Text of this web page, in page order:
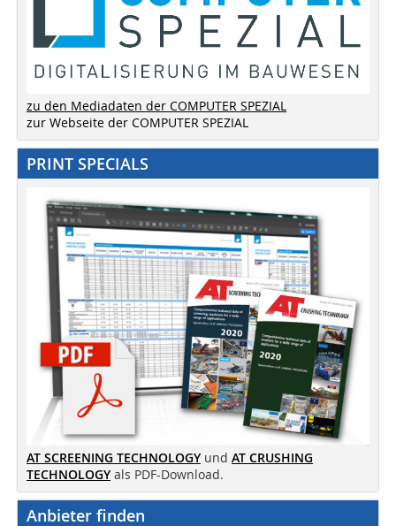
zu den Mediadaten der COMPUTER SPEZIAL
zur Webseite der COMPUTER SPEZIAL
PRINT SPECIALS
AT SCREENING TECHNOLOGY und AT CRUSHING
TECHNOLOGY als PDF-Download.
Anbieter finden